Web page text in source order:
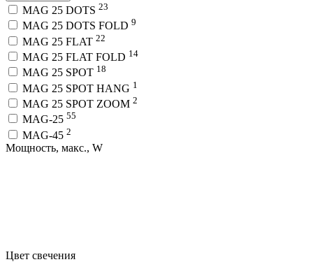
MAG 25 DOTS 23
MAG 25 DOTS FOLD 9
MAG 25 FLAT 22
MAG 25 FLAT FOLD 14
MAG 25 SPOT 18
MAG 25 SPOT HANG 1
MAG 25 SPOT ZOOM 2
MAG-25 55
MAG-45 2
Мощность, макс., W
Цвет свечения